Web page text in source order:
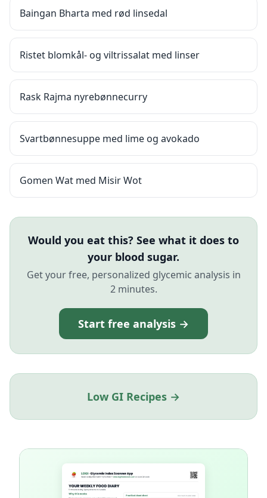
Baingan Bharta med rød linsedal
Ristet blomkål- og viltrissalat med linser
Rask Rajma nyrebønnecurry
Svartbønnesuppe med lime og avokado
Gomen Wat med Misir Wot
Would you eat this? See what it does to
your blood sugar.
Get your free, personalized glycemic analysis in
2 minutes.
Start free analysis →
Low GI Recipes →